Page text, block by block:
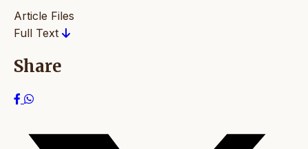
Article Files
Full Text
Share